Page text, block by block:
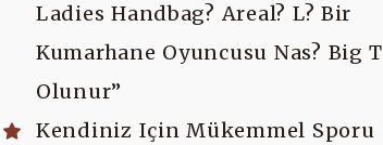
Ladies Handbag? Areal? L? Bir
Kumarhane Oyuncusu Nas? Big T
Olunur”
Kendiniz Için Mükemmel Sporu